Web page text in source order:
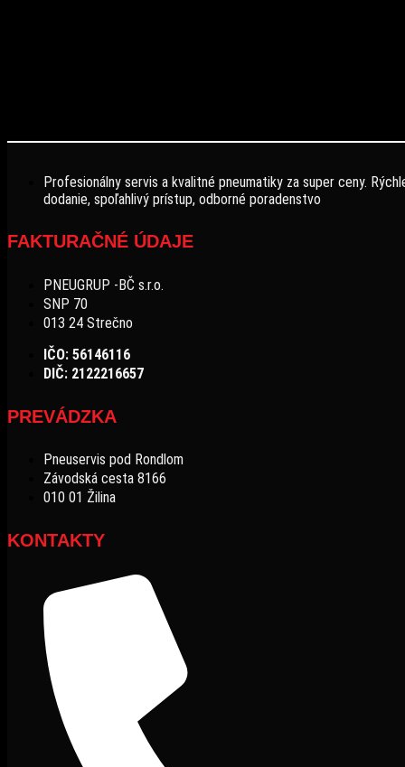
Profesionálny servis a kvalitné pneumatiky za super ceny.
dodanie, spoľahlivý prístup, odborné poradenstvo
FAKTURAČNÉ ÚDAJE
PNEUGRUP -BČ s.r.o.
SNP 70
013 24 Strečno
IČO: 56146116
DIČ: 2122216657
PREVÁDZKA
Pneuservis pod Rondlom
Závodská cesta 8166
010 01 Žilina
KONTAKTY